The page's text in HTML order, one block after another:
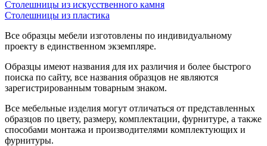
Столешницы из искусственного камня
Столешницы из пластика
Все образцы мебели изготовлены по индивидуальному
проекту в единственном экземпляре.
Образцы имеют названия для их различия и более быстрого
поиска по сайту, все названия образцов не являются
зарегистрированным товарным знаком.
Все мебельные изделия могут отличаться от представленных
образцов по цвету, размеру, комплектации, фурнитуре, а также
способами монтажа и производителями комплектующих и
фурнитуры.